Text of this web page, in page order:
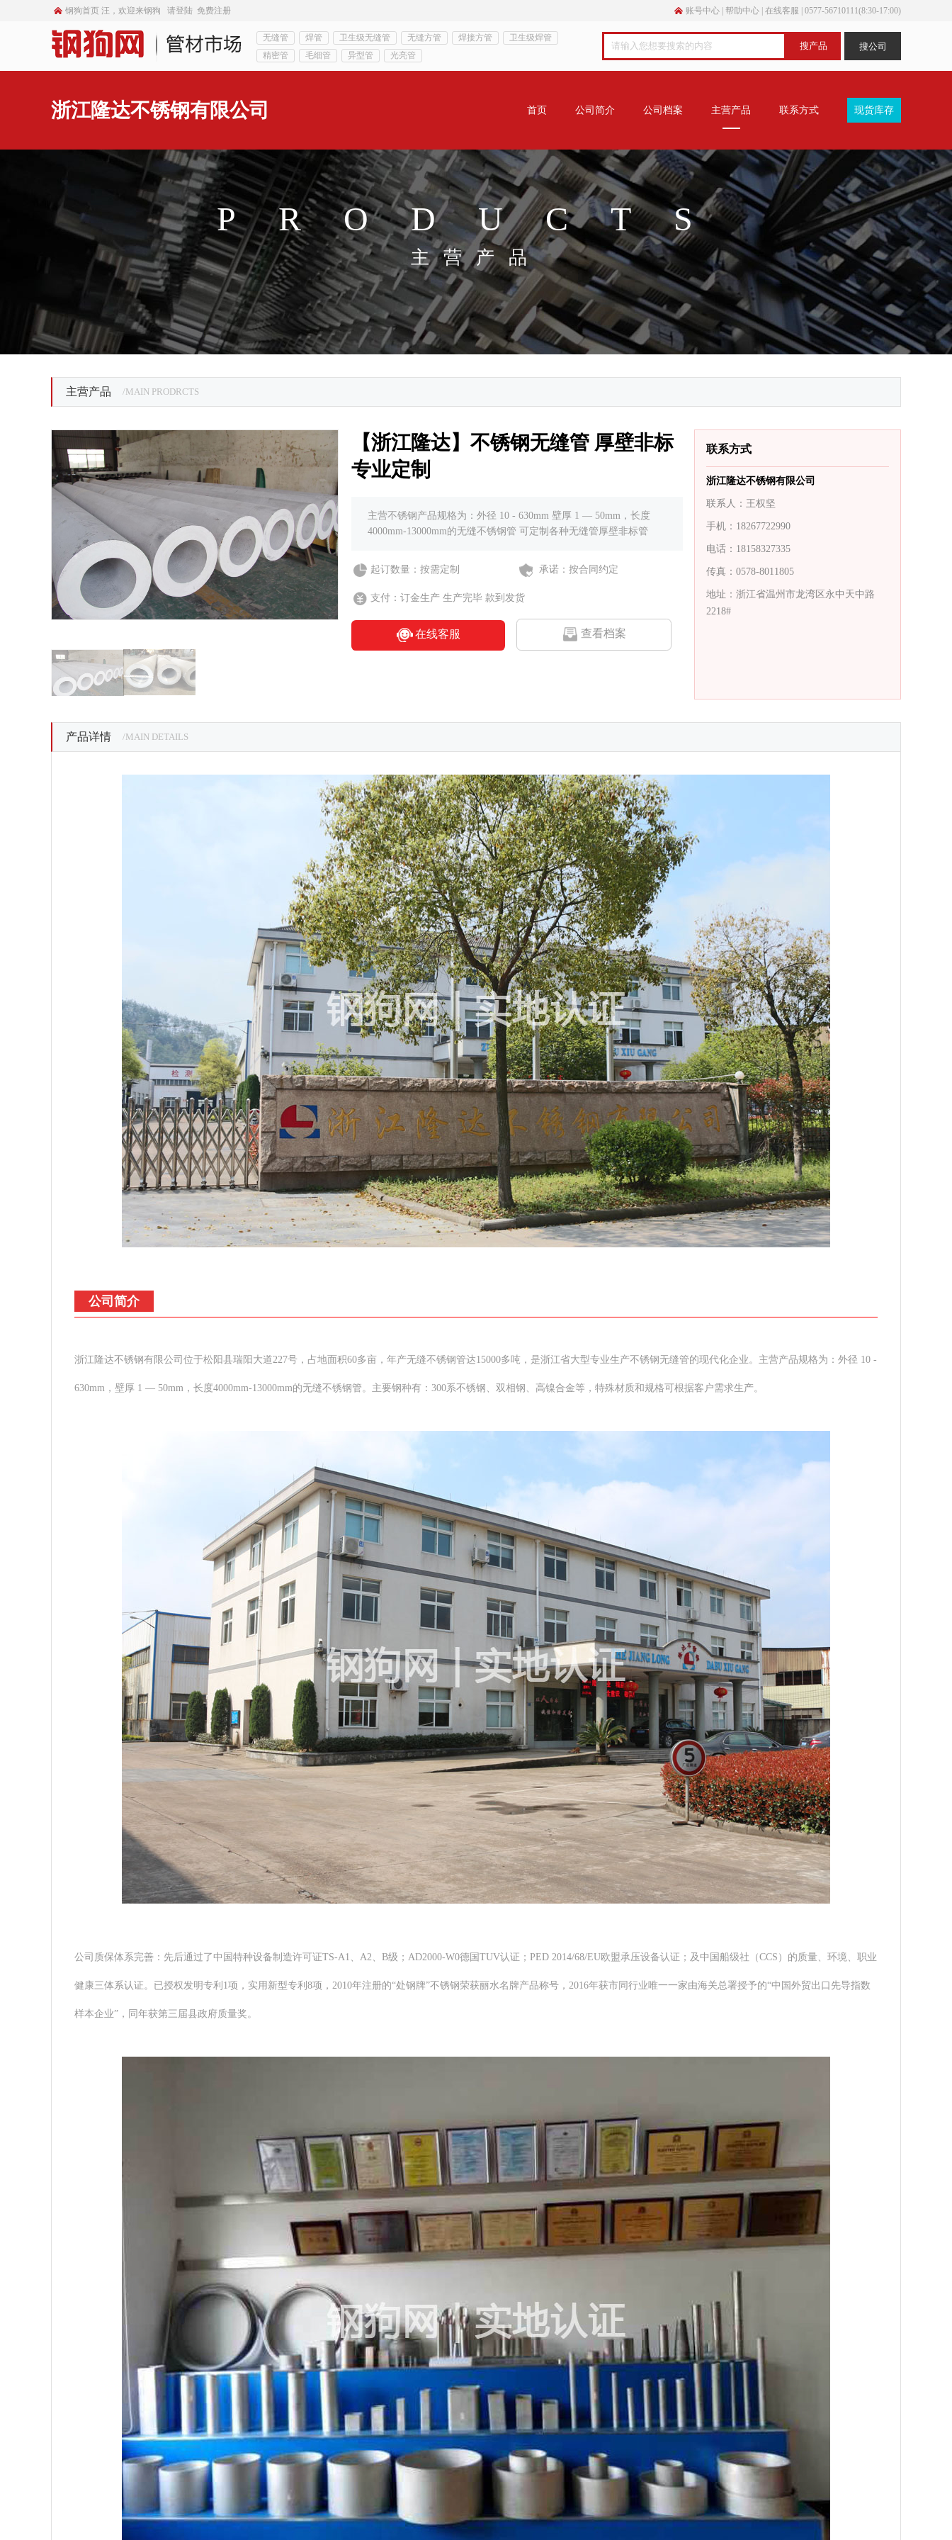
钢狗首页 汪，欢迎来钢狗 请登陆 免费注册 账号中心 帮助中心 在线客服 0577-56710111(8:30-17:00)
无缝管 焊管 卫生级无缝管 无缝方管 焊接方管
卫生级焊管
精密管
毛细管 异型管 光亮管
浙江隆达不锈钢有限公司 首页 公司简介 公司档案 主营产品 联系方式 现货库存
PRODUCTS
主营产品
主营产品 /MAIN PRODRCTS
【浙江隆达】不锈钢无缝管 厚壁非标
专业定制
主营不锈钢产品规格为：外径 10 - 630mm 壁厚 1 — 50mm，长度
4000mm-13000mm的无缝不锈钢管 可定制各种无缝管厚壁非标管
起订数量：按需定制 承诺：按合同约定
支付：订金生产 生产完毕 款到发货
在线客服 查看档案
联系方式
浙江隆达不锈钢有限公司
联系人：王权坚
手机：18267722990
电话：18158327335
传真：0578-8011805
地址：浙江省温州市龙湾区永中天中路
2218#
产品详情 /MAIN DETAILS
公司简介
浙江隆达不锈钢有限公司位于松阳县瑞阳大道227号，占地面积60多亩，年产无缝不锈钢管达15000多吨，是浙江省大型专业生产不锈钢无缝管的现代化企业。主营产品规格为：外径 10 -
630mm，壁厚 1 — 50mm，长度4000mm-13000mm的无缝不锈钢管。主要钢种有：300系不锈钢、双相钢、高镍合金等，特殊材质和规格可根据客户需求生产。
公司质保体系完善：先后通过了中国特种设备制造许可证TS-A1、A2、B级；AD2000-W0德国TUV认证；PED 2014/68/EU欧盟承压设备认证；及中国船级社（CCS）的质量、环境、职业
健康三体系认证。已授权发明专利1项，实用新型专利8项，2010年注册的“处钢牌”不锈钢荣获丽水名牌产品称号，2016年获市同行业唯一一家由海关总署授予的“中国外贸出口先导指数
样本企业”，同年获第三届县政府质量奖。